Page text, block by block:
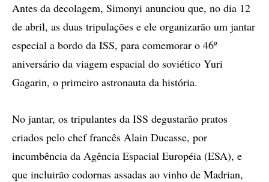
Antes da decolagem, Simonyi anunciou que, no dia 12
de abril, as duas tripulações e ele organizarão um jantar
especial a bordo da ISS, para comemorar o 46º
aniversário da viagem espacial do soviético Yuri
Gagarin, o primeiro astronauta da história.
No jantar, os tripulantes da ISS degustarão pratos
criados pelo chef francês Alain Ducasse, por
incumbência da Agência Espacial Européia (ESA), e
que incluirão codornas assadas ao vinho de Madrian,